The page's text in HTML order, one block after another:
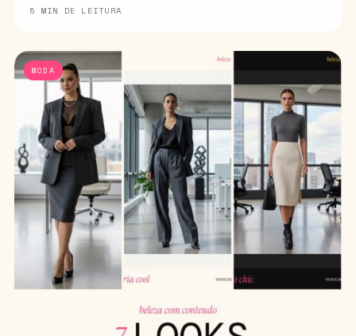
5 MIN DE LEITURA
MODA